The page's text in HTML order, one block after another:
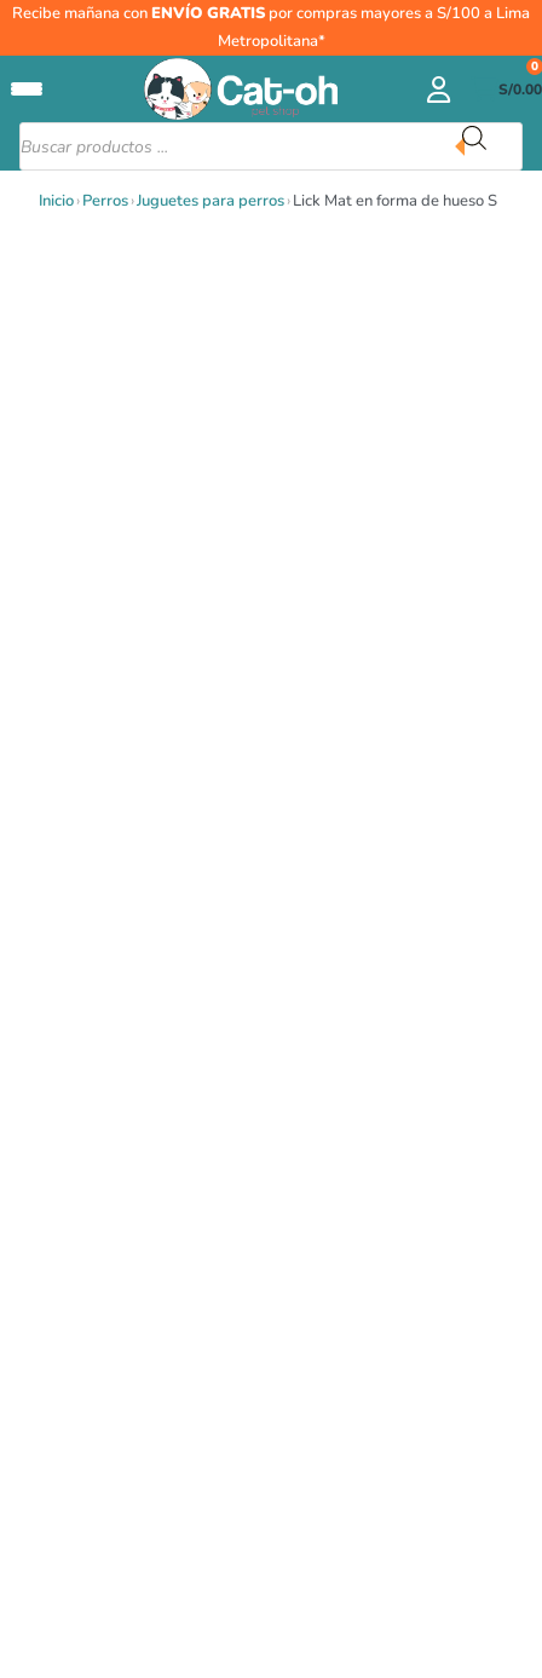
Recibe mañana conENVÍO GRATIS por compras mayores a S/100 a Lima
Metropolitana*
Búsqueda
de
productos
S/0.00
0
Inicio›Perros›Juguetes para perros›Lick Mat en forma de hueso S
Lick
forma
de
hueso
cantidad